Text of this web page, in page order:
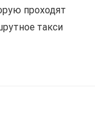
проходят
такси